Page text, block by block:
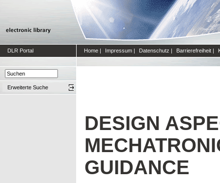
DLR Portal Home | Impressum | Datenschutz | Barrierefreiheit |
Erweiterte Suche
DESIGN
GUIDANCE